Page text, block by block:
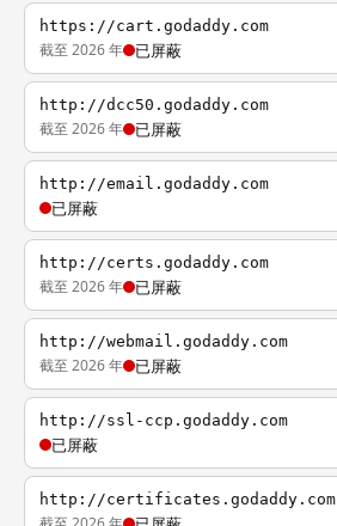
https://cart.godaddy.com
截至 2026 年 已屏蔽
http://dcc50.godaddy.com
截至 2026 年 已屏蔽
http://email.godaddy.com
已屏蔽
http://certs.godaddy.com
截至 2026 年 已屏蔽
http://webmail.godaddy.com
截至 2026 年 已屏蔽
http://ssl-ccp.godaddy.com
已屏蔽
http://certificates.godaddy.com